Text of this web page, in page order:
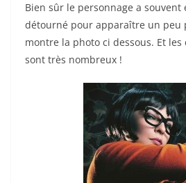
Bien sûr le personnage a souvent
détourné pour apparaître un peu
montre la photo ci dessous. Et
sont très nombreux !